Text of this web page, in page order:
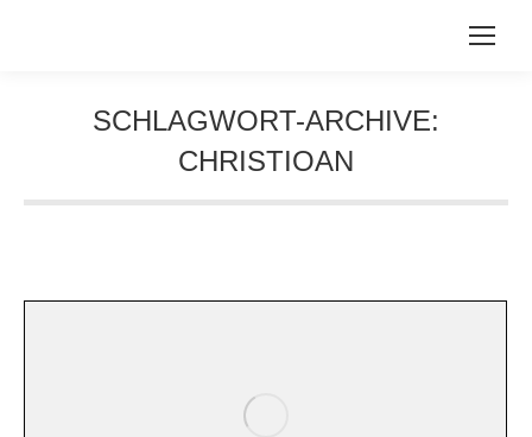
SCHLAGWORT-ARCHIVE:
CHRISTIOAN